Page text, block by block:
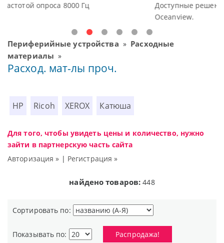
Доступные решения начального уровня, новые
Периферийные устройства » Расходные
материалы »
Расход. мат-лы проч.
HP Ricoh XEROX Катюша
Для того, чтобы увидеть цены и количество, нужно
зайти в партнерскую часть сайта
Авторизация » | Регистрация »
найдено товаров: 448
Сортировать по:
Показывать по: Распродажа!